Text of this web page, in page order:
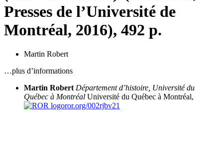
Presses de l’Université de
Montréal, 2016), 492 p.
Martin Robert
…plus d’informations
Martin Robert Département d’histoire, Université du
Québec à Montréal Université du Québec à Montréal,
ror.org/002rjbv21